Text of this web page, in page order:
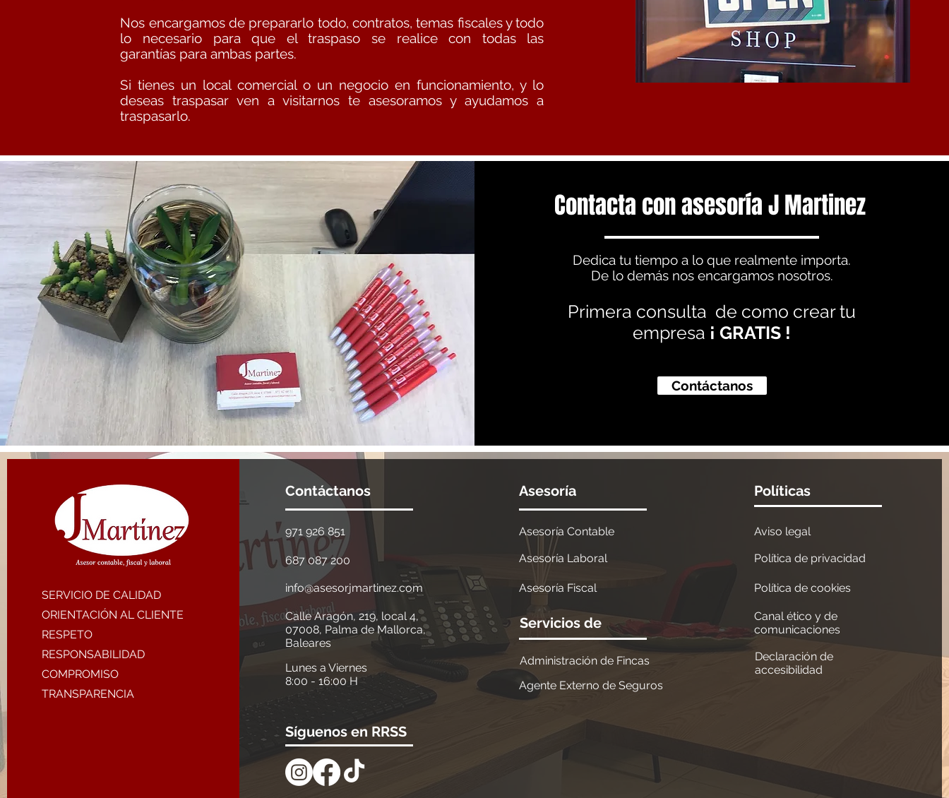
Nos encargamos de prepararlo todo, contratos, temas fiscales y todo
lo necesario para que el traspaso se realice con todas las
garantías para ambas partes.
Si tienes un local comercial o un negocio en funcionamiento, y lo
deseas traspasar ven a visitarnos te asesoramos y ayudamos a
traspasarlo.
Contacta con asesoría J Martinez
Dedica tu tiempo a lo que realmente importa.
De lo demás nos encargamos nosotros.
Primera consulta de como crear tu
empresa ¡ GRATIS !
Contáctanos
SERVICIO DE CALIDAD
ORIENTACIÓN AL CLIENTE
RESPETO
RESPONSABILIDAD
COMPROMISO
TRANSPARENCIA
Contáctanos
971 926 851
687 087 200
info@asesorjmartinez.com
Calle Aragón, 219, local 4,
07008, Palma de Mallorca,
Baleares
Lunes a Viernes
8:00 - 16:00 H
Síguenos en RRSS
Asesoría
Asesoría Contable
Asesoría Laboral
Asesoría Fiscal
Servicios de
Administración de Fincas
Agente Externo de Seguros
Políticas
Aviso legal
Política de privacidad
Política de cookies
Canal ético y de
comunicaciones
Declaración de
accesibilidad